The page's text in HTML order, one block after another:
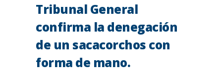
Tribunal General
confirma la denegación
de un sacacorchos con
forma de mano.